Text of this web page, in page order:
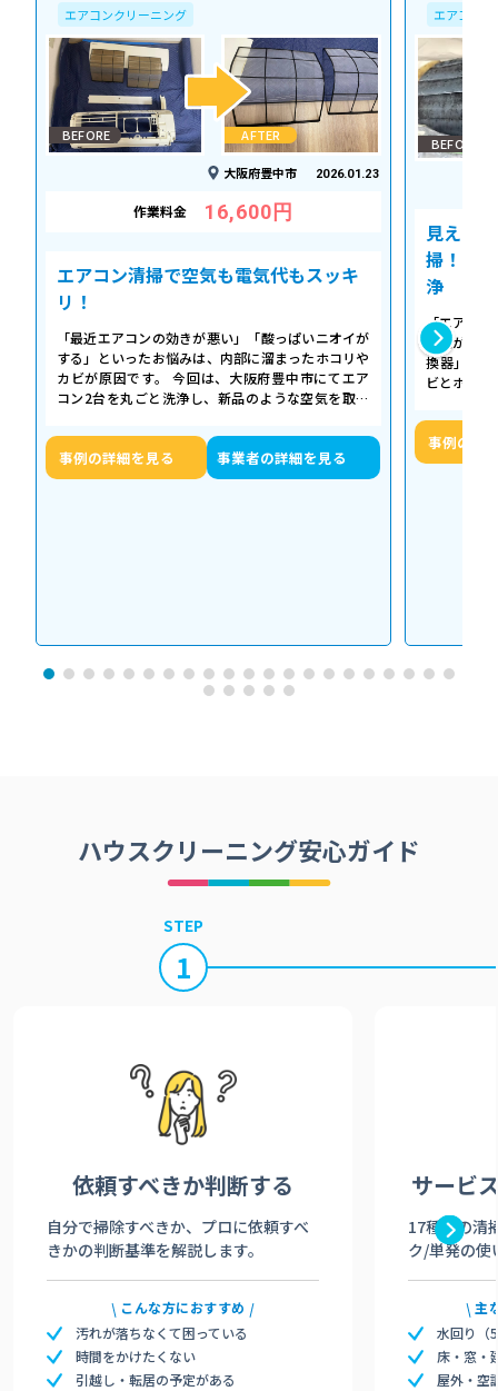
エアコンクリーニング
BEFORE AFTER
大阪府豊中市 2026.01.23
作業料金 16,600円
エアコン清掃で空気も電気代もスッキ
リ！
「最近エアコンの効きが悪い」「酸っぱいニオイが
する」といったお悩みは、内部に溜まったホコリや
カビが原因です。 今回は、大阪府豊中市にてエア
コン2台を丸ごと洗浄し、新品のような空気を取り
事例の詳細を見る 事業者の詳細を見る
エアコン
BEFORE
見えな
掃！空
浄
「エアコ
た気がす
換器」の
ビとホコ
事例の詳
ハウスクリーニング安心ガイド
STEP
1
依頼すべきか判断する
自分で掃除すべきか、プロに依頼すべ
きかの判断基準を解説します。
こんな方におすすめ
汚れが落ちなくて困っている
時間をかけたくない
引越し・転居の予定がある
サービ
17種類の清
ク/単発の使
主
水回り（
床・窓・
屋外・空